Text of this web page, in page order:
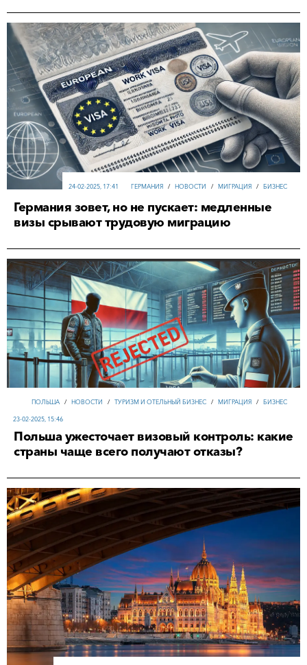
ГЕРМАНИЯ / НОВОСТИ / МИГРАЦИЯ / БИЗНЕС
24-02-2025, 17:41
Германия зовет, но не пускает: медленные
визы срывают трудовую миграцию
ПОЛЬША / НОВОСТИ / ТУРИЗМ И ОТЕЛЬНЫЙ БИЗНЕС / МИГРАЦИЯ / БИЗНЕС
23-02-2025, 15:46
Польша ужесточает визовый контроль: какие
страны чаще всего получают отказы?